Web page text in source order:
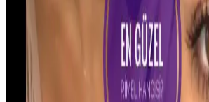
Günlük kullanımda doğal ve hacimli
seçimleri, özellikleri ve uygulama ipuçlarıyla
Günlük Kullanım İçin Doğal ve
Seçenekleri ve Uygulama